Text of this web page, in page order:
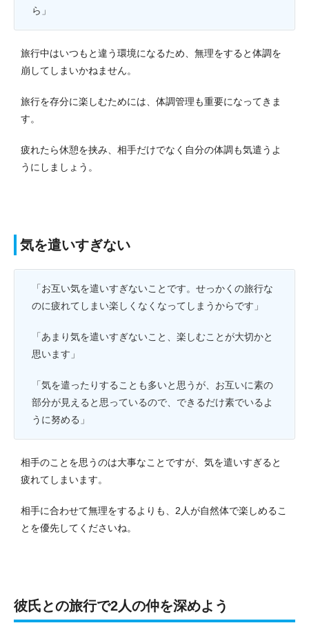
ら」
旅行中はいつもと違う環境になるため、無理をすると体調を
崩してしまいかねません。
旅行を存分に楽しむためには、体調管理も重要になってきま
す。
疲れたら休憩を挟み、相手だけでなく自分の体調も気遣うよ
うにしましょう。
気を遣いすぎない
「お互い気を遣いすぎないことです。せっかくの旅行な
のに疲れてしまい楽しくなくなってしまうからです」
「あまり気を遣いすぎないこと、楽しむことが大切かと
思います」
「気を遣ったりすることも多いと思うが、お互いに素の
部分が見えると思っているので、できるだけ素でいるよ
うに努める」
相手のことを思うのは大事なことですが、気を遣いすぎると
疲れてしまいます。
相手に合わせて無理をするよりも、2人が自然体で楽しめるこ
とを優先してくださいね。
彼氏との旅行で2人の仲を深めよう